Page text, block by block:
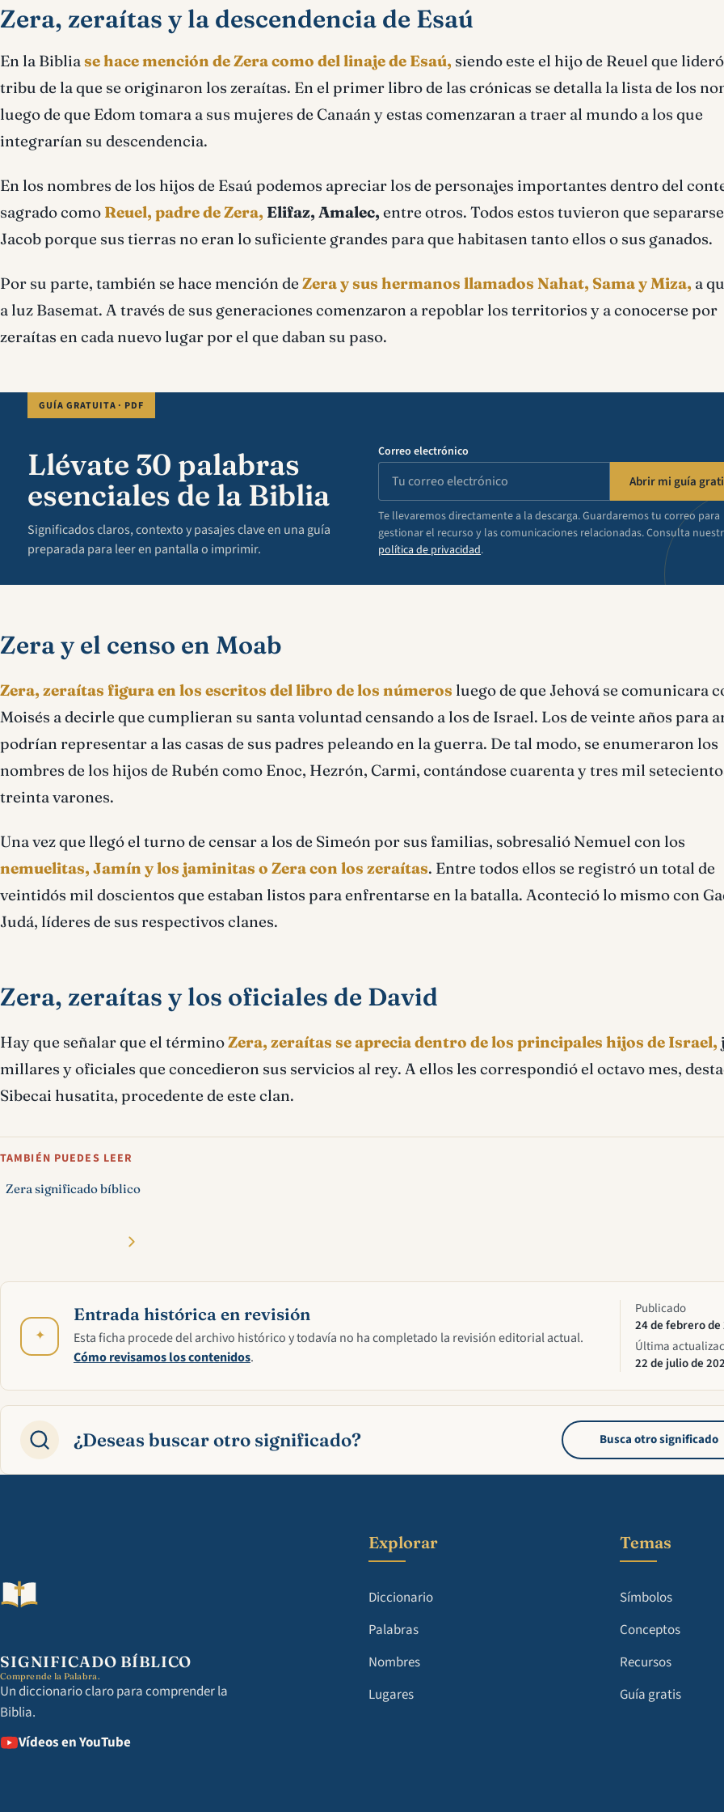
Zera, zeraítas y la descendencia de Esaú
En la Bibliase hace mención de Zera como del linaje de Esaú, siendo este el hijo de Reuel que
tribu de la que se originaron los zeraítas. En el primer libro de las crónicas se detalla la lista de los
luego de que Edom tomara a sus mujeres de Canaán y estas comenzaran a traer al mundo a los que
integrarían su descendencia.
En los nombres de los hijos de Esaú podemos apreciar los de personajes importantes dentro del
sagrado como Reuel, padre de Zera, Elifaz, Amalec, entre otros. Todos estos tuvieron que
Jacob porque sus tierras no eran lo suficiente grandes para que habitasen tanto ellos o sus ganados.
Por su parte, también se hace mención de Zera y sus hermanos llamados Nahat, Sama y Miza, a
a luz Basemat. A través de sus generaciones comenzaron a repoblar los territorios y a conocerse por
zeraítas en cada nuevo lugar por el que daban su paso.
GUÍA GRATUITA · PDF
Llévate 30 palabras
esenciales de la Biblia
Significados claros, contexto y pasajes clave en una guía
preparada para leer en pantalla o imprimir.
Correo electrónico
Abrir mi guía
Te llevaremos directamente a la descarga. Guardaremos tu correo para
gestionar el recurso y las comunicaciones relacionadas. Consulta
política de privacidad.
Zera y el censo en Moab
Zera, zeraítas figura en los escritos del libro de los números luego de que Jehová se comunicara
Moisés a decirle que cumplieran su santa voluntad censando a los de Israel. Los de veinte años para
podrían representar a las casas de sus padres peleando en la guerra. De tal modo, se enumeraron los
nombres de los hijos de Rubén como Enoc, Hezrón, Carmi, contándose cuarenta y tres mil
treinta varones.
Una vez que llegó el turno de censar a los de Simeón por sus familias, sobresalió Nemuel con los
nemuelitas, Jamín y los jaminitas o Zera con los zeraítas. Entre todos ellos se registró un total de
veintidós mil doscientos que estaban listos para enfrentarse en la batalla. Aconteció lo mismo con
Judá, líderes de sus respectivos clanes.
Zera, zeraítas y los oficiales de David
Hay que señalar que el términoZera, zeraítas se aprecia dentro de los principales hijos de Israel,
millares y oficiales que concedieron sus servicios al rey. A ellos les correspondió el octavo mes,
Sibecai husatita, procedente de este clan.
TAMBIÉN PUEDES LEER
Zera significado bíblico
✦
Entrada histórica en revisión
Esta ficha procede del archivo histórico y todavía no ha completado la revisión editorial actual.
Cómo revisamos los contenidos.
Publicado
24 de febrero de
Última
22 de julio de
¿Deseas buscar otro significado? Busca otro significado
SIGNIFICADO BÍBLICO
Comprende la Palabra.
Un diccionario claro para comprender la
Biblia.
Vídeos en YouTube
Explorar
Diccionario
Palabras
Nombres
Lugares
Temas
Símbolos
Conceptos
Recursos
Guía gratis